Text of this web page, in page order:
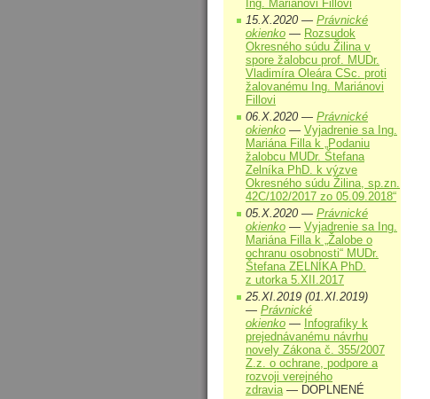
Ing. Mariánovi Fillovi
15.X.2020 — Právnické
okienko — Rozsudok
Okresného súdu Žilina v
spore žalobcu prof. MUDr.
Vladimíra Oleára CSc. proti
žalovanému Ing. Mariánovi
Fillovi
06.X.2020 — Právnické
okienko — Vyjadrenie sa Ing.
Mariána Filla k „Podaniu
žalobcu MUDr. Štefana
Zelníka PhD. k výzve
Okresného súdu Žilina, sp.zn.
42C/102/2017 zo 05.09.2018“
05.X.2020 — Právnické
okienko — Vyjadrenie sa Ing.
Mariána Filla k „Žalobe o
ochranu osobnosti“ MUDr.
Štefana ZELNÍKA PhD.
z utorka 5.XII.2017
25.XI.2019 (01.XI.2019)
— Právnické
okienko — Infografiky k
prejednávanému návrhu
novely Zákona č. 355/2007
Z.z. o ochrane, podpore a
rozvoji verejného
zdravia— DOPLNENÉ